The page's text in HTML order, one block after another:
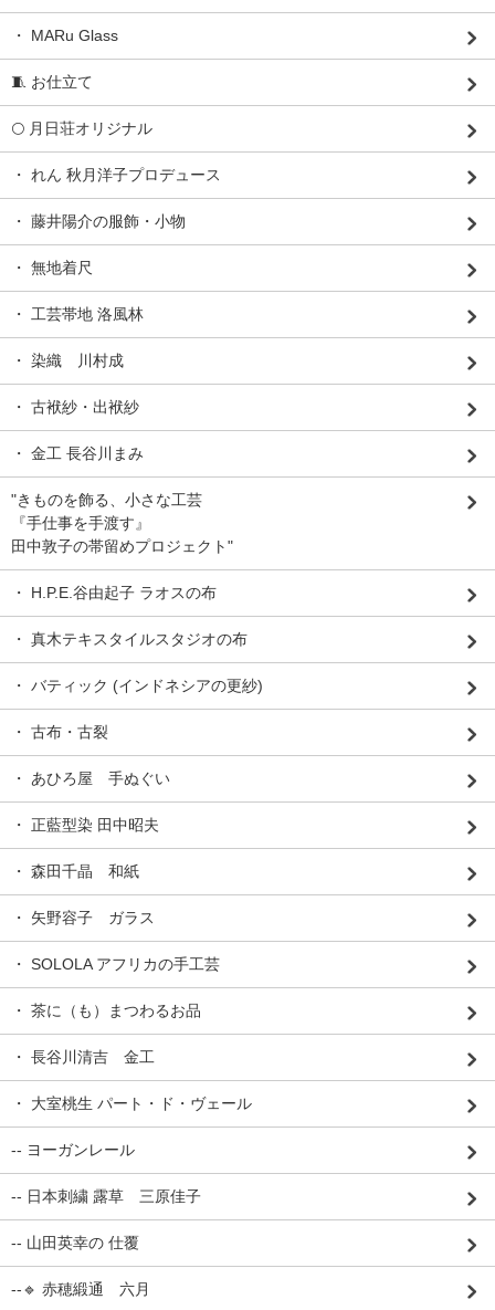
・ MARu Glass
🧵 お仕立て
🌕 月日荘オリジナル
・ れん 秋月洋子プロデュース
・ 藤井陽介の服飾・小物
・ 無地着尺
・ 工芸帯地 洛風林
・ 染織 川村成
・ 古袱紗・出袱紗
・ 金工 長谷川まみ
"きものを飾る、小さな工芸
『手仕事を手渡す』
田中敦子の帯留めプロジェクト"
・ H.P.E.谷由起子 ラオスの布
・ 真木テキスタイルスタジオの布
・ バティック (インドネシアの更紗)
・ 古布・古裂
・ あひろ屋 手ぬぐい
・ 正藍型染 田中昭夫
・ 森田千晶 和紙
・ 矢野容子 ガラス
・ SOLOLA アフリカの手工芸
・ 茶に（も）まつわるお品
・ 長谷川清吉 金工
・ 大室桃生 パート・ド・ヴェール
-- ヨーガンレール
-- 日本刺繍 露草 三原佳子
-- 山田英幸の 仕覆
--🔹 赤穂緞通 六月